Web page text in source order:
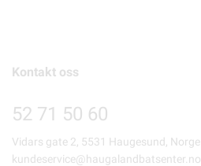
Kontakt oss
52 71 50 60
Vidars gate 2, 5531 Haugesund, Norge
kundeservice@haugalandbatsenter.no